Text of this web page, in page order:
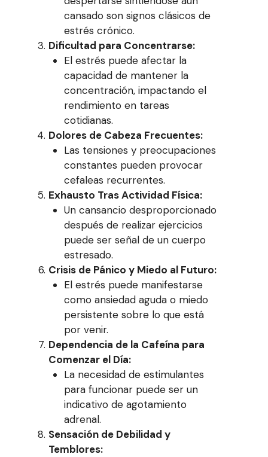
cansado son signos clásicos de
estrés crónico.
Dificultad para Concentrarse:
El estrés puede afectar la
capacidad de mantener la
concentración, impactando el
rendimiento en tareas
cotidianas.
Dolores de Cabeza Frecuentes:
Las tensiones y preocupaciones
constantes pueden provocar
cefaleas recurrentes.
Exhausto Tras Actividad Física:
Un cansancio desproporcionado
después de realizar ejercicios
puede ser señal de un cuerpo
estresado.
Crisis de Pánico y Miedo al Futuro:
El estrés puede manifestarse
como ansiedad aguda o miedo
persistente sobre lo que está
por venir.
Dependencia de la Cafeína para
Comenzar el Día:
La necesidad de estimulantes
para funcionar puede ser un
indicativo de agotamiento
adrenal.
Sensación de Debilidad y
Temblores: